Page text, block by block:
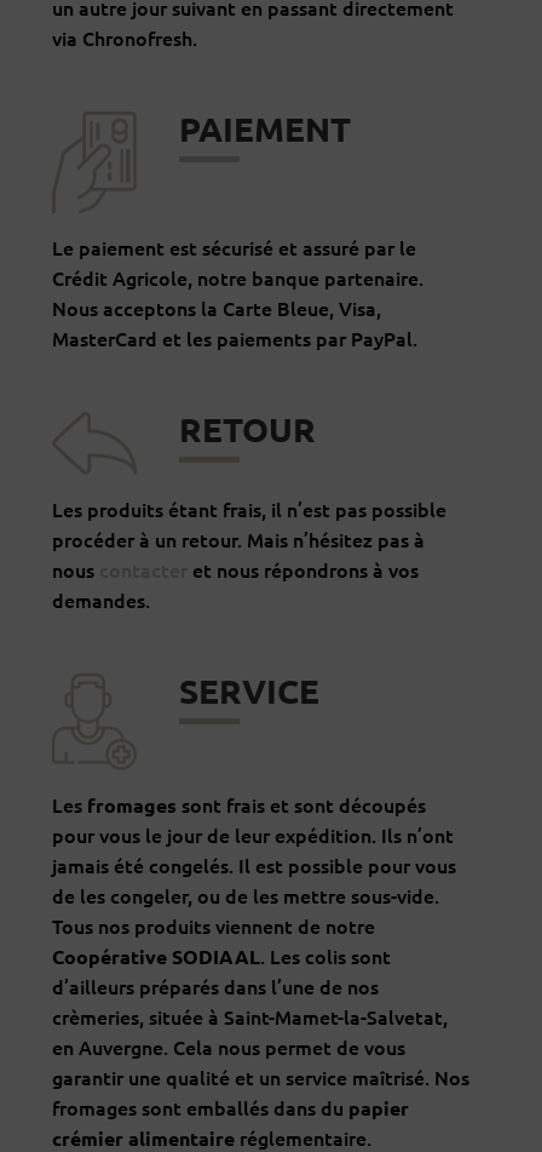
un autre jour suivant en passant directement
via Chronofresh.
PAIEMENT
Le paiement est sécurisé et assuré par le
Crédit Agricole, notre banque partenaire.
Nous acceptons la Carte Bleue, Visa,
MasterCard et les paiements par PayPal.
RETOUR
Les produits étant frais, il n’est pas possible
procéder à un retour. Mais n’hésitez pas à
nous
et nous répondrons à vos
demandes.
SERVICE
Les fromages sont frais et sont découpés
pour vous le jour de leur expédition. Ils n’ont
jamais été congelés. Il est possible pour vous
de les congeler, ou de les mettre sous-vide.
Tous nos produits viennent de notre
Coopérative SODIAAL. Les colis sont
d’ailleurs préparés dans l’une de nos
crèmeries, située à Saint-Mamet-la-Salvetat,
en Auvergne. Cela nous permet de vous
garantir une qualité et un service maîtrisé. Nos
fromages sont emballés dans du papier
crémier alimentaire réglementaire.